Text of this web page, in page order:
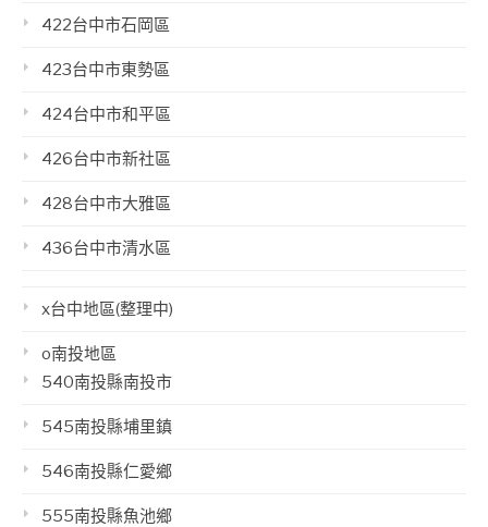
422台中市石岡區
423台中市東勢區
424台中市和平區
426台中市新社區
428台中市大雅區
436台中市清水區
x台中地區(整理中)
o南投地區
540南投縣南投市
545南投縣埔里鎮
546南投縣仁愛鄉
555南投縣魚池鄉